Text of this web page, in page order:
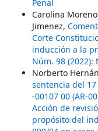
Penal
Carolina
Jimenez,
Corte
inducción a la
Núm. 98 (2022):
Norberto
sentencia del
-00107 00 (AR-
Acción de
propósito del